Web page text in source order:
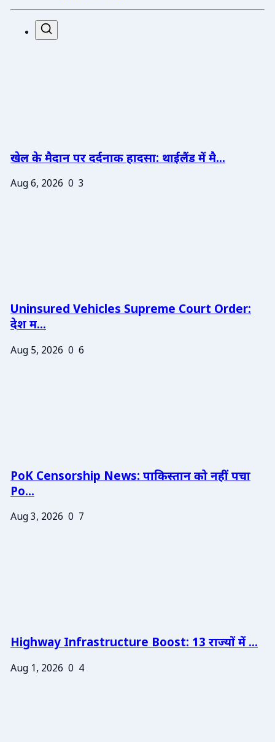
खेल के मैदान पर दर्दनाक हादसा: थाईलैंड में मै...
Aug 6, 2026 0 3
Uninsured Vehicles Supreme Court Order:
देश म...
Aug 5, 2026 0 6
PoK Censorship News: पाकिस्तान को नहीं पचा
Po...
Aug 3, 2026 0 7
Highway Infrastructure Boost: 13 राज्यों में ...
Aug 1, 2026 0 4